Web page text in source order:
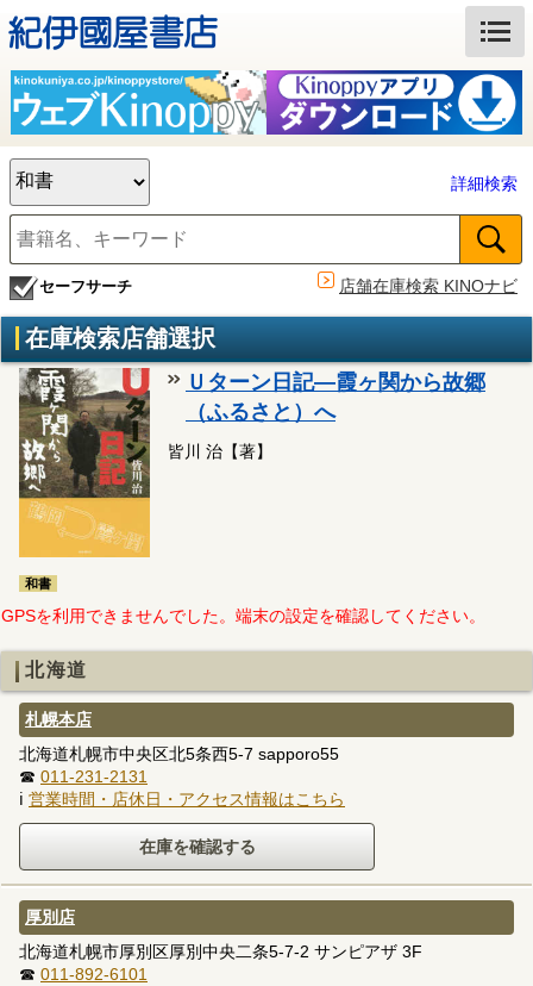
詳細検索
セーフサーチ 店舗在庫検索 KINOナビ
在庫検索店舗選択
和書
Ｕターン日記―霞ヶ関から故郷
（ふるさと）へ
皆川 治【著】
GPSを利用できませんでした。端末の設定を確認してください。
北海道
札幌本店
北海道札幌市中央区北5条西5-7 sapporo55
☎ 011-231-2131
ℹ 営業時間・店休日・アクセス情報はこちら
厚別店
北海道札幌市厚別区厚別中央二条5-7-2 サンピアザ 3F
☎ 011-892-6101